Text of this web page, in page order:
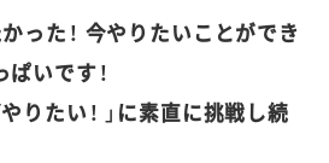
った！ 今やりたいことができ
いです！
りたい！ 」に素直に挑戦し続